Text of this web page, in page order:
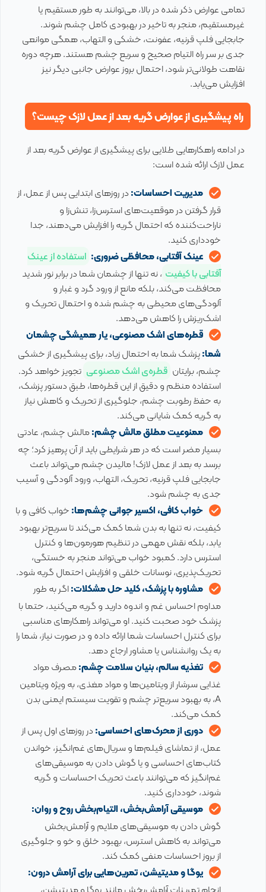
تمامی عوارض ذکر شده در بالا، می‌توانند به طور مستقیم یا
غیرمستقیم، منجر به تاخیر در بهبودی کامل چشم شوند.
جابجایی فلپ قرنیه، عفونت، خشکی و التهاب، همگی موانعی
جدی بر سر راه التیام صحیح و سریع چشم هستند. هرچه دوره
نقاهت طولانی‌تر شود، احتمال بروز عوارض جانبی دیگر نیز
افزایش می‌یابد.
راه پیشگیری از عوارض گریه بعد از عمل لازک چیست؟
در ادامه راهکارهایی طلایی برای پیشگیری از عوارض گریه بعد از
عمل لازک ارائه شده است:
مدیریت احساسات:در روزهای ابتدایی پس از عمل، از
قرار گرفتن در موقعیت‌های استرس‌زا، تنش‌زا و
ناراحت‌کننده که احتمال گریه را افزایش می‌دهند، جدا
خودداری کنید.
عینک آفتابی، محافظی ضروری: استفاده از عینک
آفتابی با کیفیت ، نه تنها از چشمان شما در برابر نور شدید
محافظت می‌کند، بلکه مانع از ورود گرد و غبار و
آلودگی‌های محیطی به چشم شده و احتمال تحریک و
اشک‌ریزش را کاهش می‌دهد.
قطره‌های اشک مصنوعی، یار همیشگی چشمان
شما:پزشک شما به احتمال زیاد، برای پیشگیری از خشکی
چشم، برایتان قطره‌ی اشک مصنوعی تجویز خواهد کرد.
استفاده منظم و دقیق از این قطره‌ها، طبق دستور پزشک،
به حفظ رطوبت چشم، جلوگیری از تحریک و کاهش نیاز
به گریه کمک شایانی می‌کند.
ممنوعیت مطلق مالش چشم:مالش چشم، عادتی
بسیار مضر است که در هر شرایطی باید از آن پرهیز کرد؛ چه
برسد به بعد از عمل لازک! مالیدن چشم می‌تواند باعث
جابجایی فلپ قرنیه، تحریک، التهاب، ورود آلودگی و آسیب
جدی به چشم شود.
خواب کافی، اکسیر جوانی چشم‌ها:خواب کافی و با
کیفیت، نه تنها به بدن شما کمک می‌کند تا سریع‌تر بهبود
یابد، بلکه نقش مهمی در تنظیم هورمون‌ها و کنترل
استرس دارد. کمبود خواب می‌تواند منجر به خستگی،
تحریک‌پذیری، نوسانات خلقی و افزایش احتمال گریه شود.
مشاوره با پزشک، کلید حل مشکلات:اگر به طور
مداوم احساس غم و اندوه دارید و گریه می‌کنید، حتما با
پزشک خود صحبت کنید. او می‌تواند راهکارهای مناسبی
برای کنترل احساسات شما ارائه داده و در صورت نیاز، شما را
به یک روانشناس یا مشاور ارجاع دهد.
تغذیه سالم، بنیان سلامت چشم:مصرف مواد
غذایی سرشار از ویتامین‌ها و مواد مغذی، به ویژه ویتامین
A، به بهبود سریع‌تر چشم و تقویت سیستم ایمنی بدن
کمک می‌کند.
دوری از محرک‌های احساسی:در روزهای اول پس از
عمل، از تماشای فیلم‌ها و سریال‌های غم‌انگیز، خواندن
کتاب‌های احساسی و یا گوش دادن به موسیقی‌های
غم‌انگیز که می‌توانند باعث تحریک احساسات و گریه
شوند، خودداری کنید.
موسیقی آرامش‌بخش، التیام‌بخش روح و روان:
گوش دادن به موسیقی‌های ملایم و آرامش‌بخش
می‌تواند به کاهش استرس، بهبود خلق و خو و جلوگیری
از بروز احساسات منفی کمک کند.
یوگا و مدیتیشن، تمرین‌هایی برای آرامش درون: